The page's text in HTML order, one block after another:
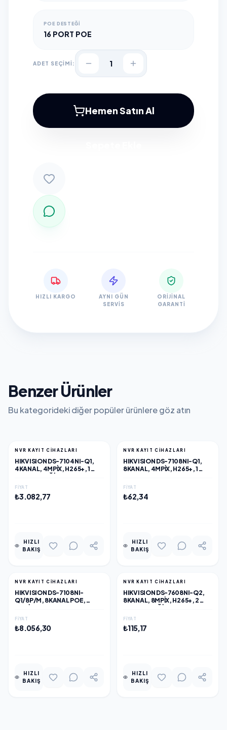
POE DESTEĞI
16 PORT POE
ADET SEÇİMİ: 1
Hemen Satın Al
HIZLI KARGO
AYNI GÜN
SERVIS
ORIJINAL
GARANTI
Benzer Ürünler
Bu kategorideki diğer popüler ürünlere göz atın
NVR KAYIT CİHAZLARI
HIKVISION DS-7104NI-Q1,
4KANAL, 4MPIX, H265+, 1
60MBPS BANT GENIŞLIĞI,
FIYAT
₺3.082,77
HIZLI
BAKIŞ
NVR KAYIT CİHAZLARI
HIKVISION DS-7108NI-Q1,
8KANAL, 4MPIX, H265+, 1
60MBPS BANT GENIŞLIĞI,
FIYAT
₺62,34
HIZLI
BAKIŞ
NVR KAYIT CİHAZLARI
HIKVISION DS-7108NI-
Q1/8P/M, 8KANAL POE,
DESTEĞI, 1520P KAYIT,
METAL KASA, NVR
FIYAT
₺8.056,30
HIZLI
BAKIŞ
NVR KAYIT CİHAZLARI
HIKVISION DS-7608NI-Q2,
8KANAL, 8MPIX, H265+, 2
160MBPS BANT GENIŞLIĞI,
FIYAT
₺115,17
HIZLI
BAKIŞ